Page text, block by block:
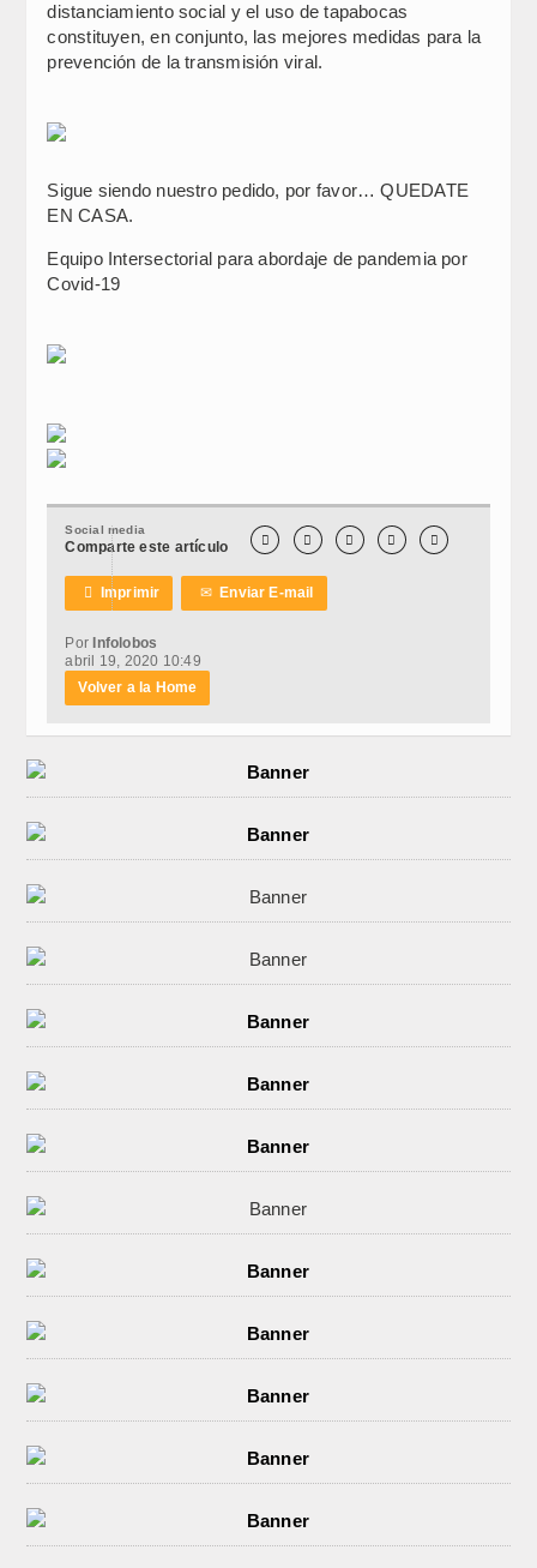
distanciamiento social y el uso de tapabocas
constituyen, en conjunto, las mejores medidas para la
prevención de la transmisión viral.
Sigue siendo nuestro pedido, por favor… QUEDATE
EN CASA.
Equipo Intersectorial para abordaje de pandemia por
Covid-19
Social media
Comparte este artículo     
 Imprimir ✉Enviar E-mail
Por Infolobos
abril 19, 2020 10:49
Volver a la Home